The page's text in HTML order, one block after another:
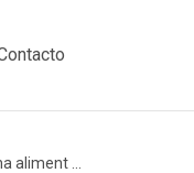
aliment ...